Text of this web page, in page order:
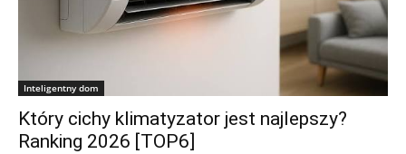
Inteligentny dom
Który cichy klimatyzator jest najlepszy?
Ranking 2026 [TOP6]